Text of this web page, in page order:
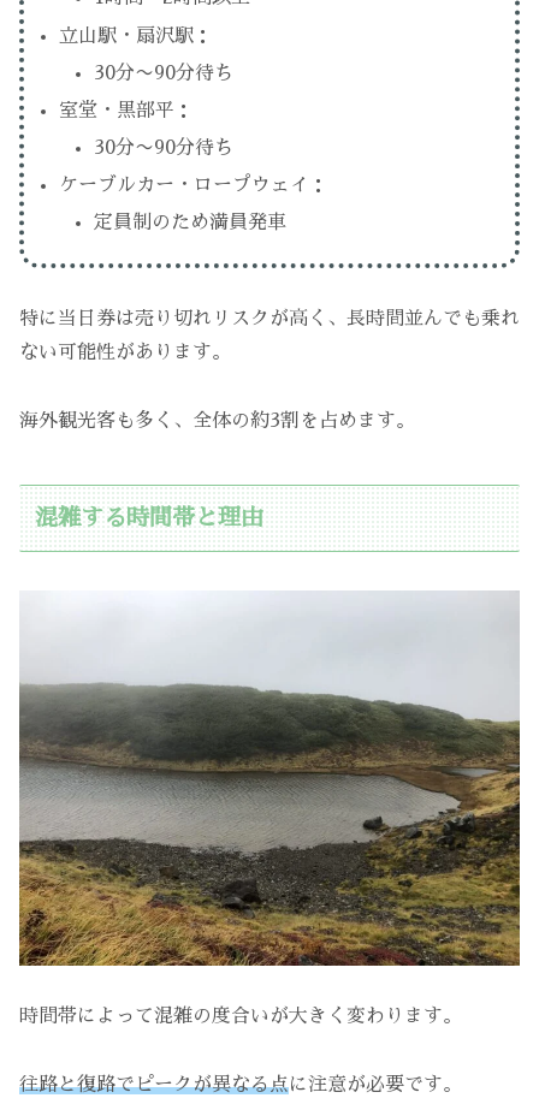
立山駅・扇沢駅：
30分〜90分待ち
室堂・黒部平：
30分〜90分待ち
ケーブルカー・ロープウェイ：
定員制のため満員発車
特に当日券は売り切れリスクが高く、長時間並んでも乗れ
ない可能性があります。
海外観光客も多く、全体の約3割を占めます。
混雑する時間帯と理由
時間帯によって混雑の度合いが大きく変わります。
往路と復路でピークが異なる点に注意が必要です。